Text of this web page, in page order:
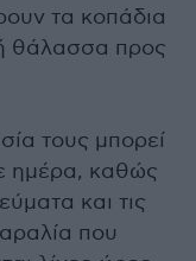
τα κοπάδια
θάλασσα προς
τους μπορεί
ημέρα, καθώς
και τις
που